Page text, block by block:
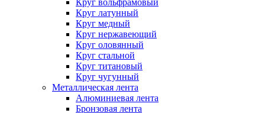
Круг вольфрамовый
Круг латунный
Круг медный
Круг нержавеющий
Круг оловянный
Круг стальной
Круг титановый
Круг чугунный
Металлическая лента
Алюминиевая лента
Бронзовая лента